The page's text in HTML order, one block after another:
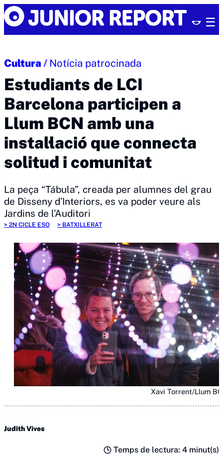
Skip
to
content
Junior
Report
Cultura / Notícia patrocinada
Estudiants de LCI
Barcelona participen a
Llum BCN amb una
instal·lació que connecta
solitud i comunitat
La peça “Tábula”, creada per alumnes del grau
de Disseny d’Interiors, es va poder veure als
Jardins de l’Auditori
2N CICLE ESO BATXILLERAT
Xavi Torrent/Llum
Judith Vives
Temps de lectura: 4 minut(s)